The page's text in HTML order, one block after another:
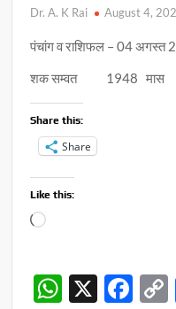
Dr. A. K Rai August 4,
पंचांग व राशिफल – 04
शक सम्वत 1948
Share this:
Share
Like this:
Loading…
W X
F